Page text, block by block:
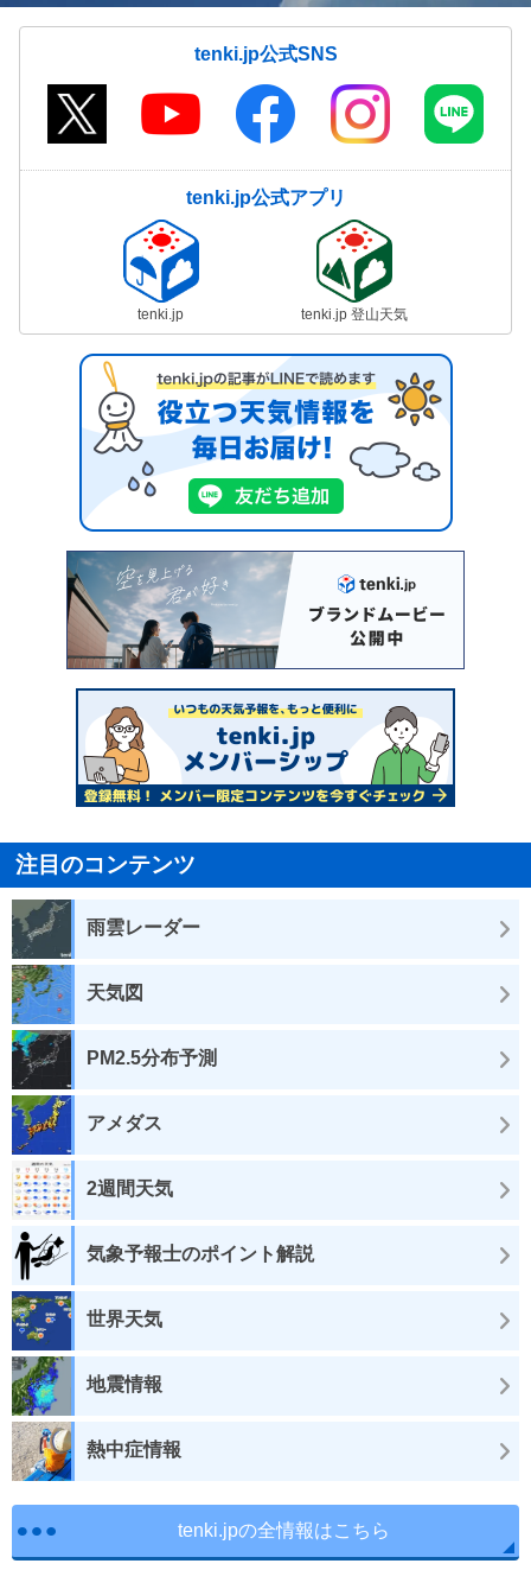
tenki.jp公式SNS
tenki.jp公式アプリ
tenki.jp tenki.jp 登山天気
注目のコンテンツ
雨雲レーダー
天気図
PM2.5分布予測
アメダス
2週間天気
気象予報士のポイント解説
世界天気
地震情報
熱中症情報
tenki.jpの全情報はこちら